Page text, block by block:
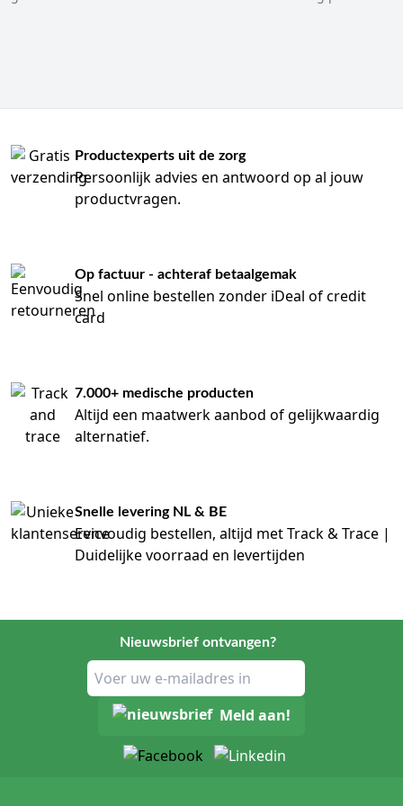
Wonddrainage kan volgens verschillende principes worden
uitgevoerd. Binnen deze categorie vindt u producten die
zijn bedoeld voor gebruik met een vacuüm- of
hoogvacuümsysteem, waaronder Redonpotten en
Een vacuümfles, een drain en een complete set zijn niet
automatisch onderling uitwisselbaar. Vergelijk daarom de
productgegevens zorgvuldig op aansluiting, systeemtype
gecombineerd kunnen worden.
Charrière-maat, lengte en perforatie
vergelijken
productvariant. Ook lengte, vorm van het uiteinde en de
perforatie kunnen per drain verschillen. Deze
eigenschappen zijn relevant voor de productselectie, maar
horen op productniveau te worden gecontroleerd.
procedureafspraak, de gewenste systeemconfiguratie en de
gegevens van de fabrikant. Een drain met dezelfde Ch-maat
kan alsnog verschillen in materiaal, lengte, perforatie of
aansluiting. Vergelijk daarom altijd de volledige
productinformatie.
Redonpotten en vacuümflessen zijn verkrijgbaar met
Productexperts uit de zorg
Persoonlijk advies en antwoord op al jouw
productvragen.
Op factuur - achteraf betaalgemak
Snel online bestellen zonder iDeal of credit
card
7.000+ medische producten
Altijd een maatwerk aanbod of gelijkwaardig
alternatief.
Snelle levering NL & BE
Eenvoudig bestellen, altijd met Track & Trace |
Duidelijke voorraad en levertijden
Nieuwsbrief ontvangen?
Meld aan!